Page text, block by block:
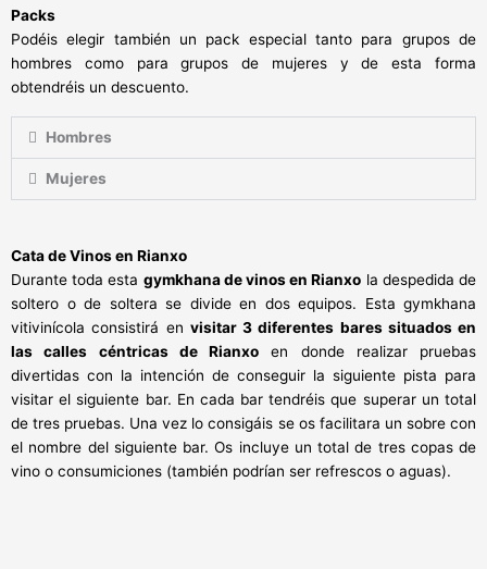
Packs
Podéis elegir también un pack especial tanto para grupos de
hombres como para grupos de mujeres y de esta forma
obtendréis un descuento.
Hombres
Mujeres
Cata de Vinos en Rianxo
Durante toda esta gymkhana de vinos en Rianxo la despedida de
soltero o de soltera se divide en dos equipos. Esta gymkhana
vitivinícola consistirá en visitar 3 diferentes bares situados en
las calles céntricas de Rianxo en donde realizar pruebas
divertidas con la intención de conseguir la siguiente pista para
visitar el siguiente bar. En cada bar tendréis que superar un total
de tres pruebas. Una vez lo consigáis se os facilitara un sobre con
el nombre del siguiente bar. Os incluye un total de tres copas de
vino o consumiciones (también podrían ser refrescos o aguas).